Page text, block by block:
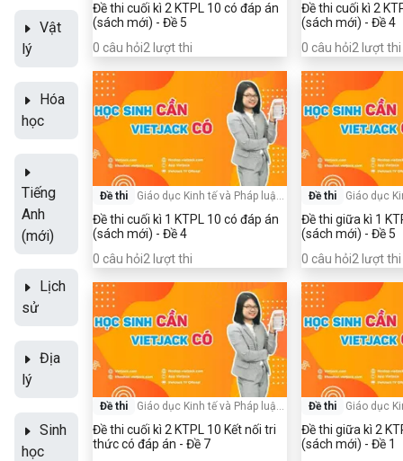
Vật
lý
Hóa
học
Tiếng
Anh
(mới)
Lịch
sử
Địa
lý
Sinh
học
Đề thi cuối kì 2 KTPL 10 có đáp án
(sách mới) - Đề 5
0 câu hỏi2 lượt thi
Đề thi cuối kì 2
(sách mới) - Đề 4
0 câu hỏi2 lượt thi
Đề thi Giáo dục Kinh tế và Pháp luật
Đề thi cuối kì 1 KTPL 10 có đáp án
(sách mới) - Đề 4
0 câu hỏi2 lượt thi
Đề thi Giáo dục
Đề thi giữa kì 1
(sách mới) - Đề 5
0 câu hỏi2 lượt thi
Đề thi Giáo dục Kinh tế và Pháp luật-
Đề thi cuối kì 2 KTPL 10 Kết nối tri
thức có đáp án - Đề 7
Đề thi Giáo dục
Đề thi giữa kì 2
(sách mới) - Đề 1